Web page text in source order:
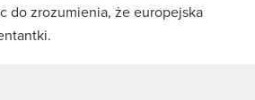
do zrozumienia, że europejska